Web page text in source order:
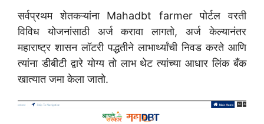
सर्वप्रथम शेतकऱ्यांना Mahadbt farmer पोर्टल वरती
विविध योजनांसाठी अर्ज करावा लागतो, अर्ज केल्यानंतर
महाराष्ट्र शासन लॉटरी पद्धतीने लाभार्थ्यांची निवड करते आणि
त्यांना डीबीटी द्वारे योग्य तो लाभ थेट त्यांच्या आधार लिंक बँक
खात्यात जमा केला जातो.